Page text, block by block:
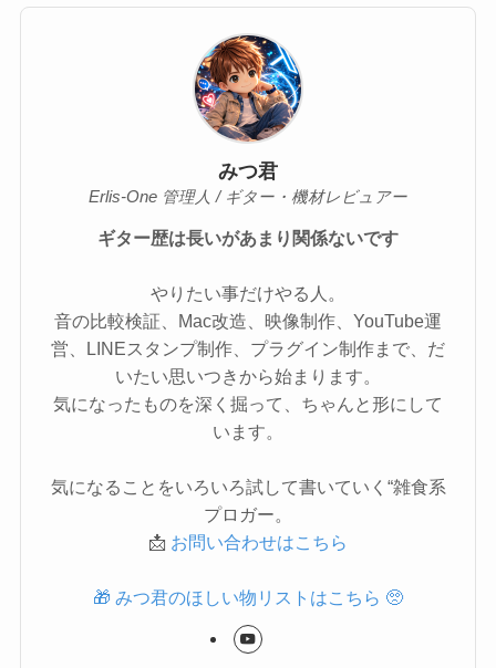
みつ君
Erlis-One 管理人 / ギター・機材レビュアー
ギター歴は長いがあまり関係ないです
やりたい事だけやる人。
音の比較検証、Mac改造、映像制作、YouTube運
営、LINEスタンプ制作、プラグイン制作まで、だ
いたい思いつきから始まります。
気になったものを深く掘って、ちゃんと形にして
います。
気になることをいろいろ試して書いていく“雑食系
プロガー。
📩 お問い合わせはこちら
🎁 みつ君のほしい物リストはこちら 🥺